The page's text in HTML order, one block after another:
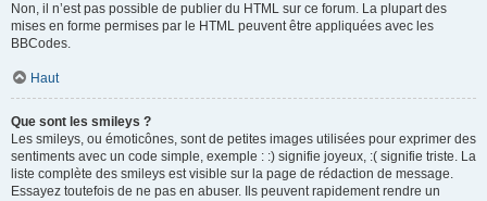
Non, il n’est pas possible de publier du HTML sur ce forum. La plupart des
mises en forme permises par le HTML peuvent être appliquées avec les
BBCodes.
Haut
Que sont les smileys ?
Les smileys, ou émoticônes, sont de petites images utilisées pour exprimer des
sentiments avec un code simple, exemple : :) signifie joyeux, :( signifie triste. La
liste complète des smileys est visible sur la page de rédaction de message.
Essayez toutefois de ne pas en abuser. Ils peuvent rapidement rendre un